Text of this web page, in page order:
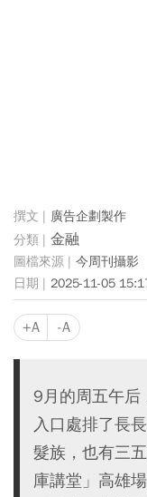
廣告企劃製作
金融
今周刊攝影
2025-11-05
+A -A
9月的周五午后
入口處排了長
髮族，也有三
庫講堂」高雄